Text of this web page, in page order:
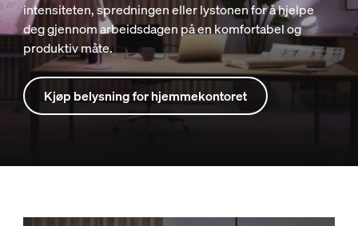
intensiteten, spredningen eller lystonen for å hjelpe
deg gjennom arbeidsdagen på en komfortabel og
produktiv måte.
Kjøp belysning for hjemmekontoret